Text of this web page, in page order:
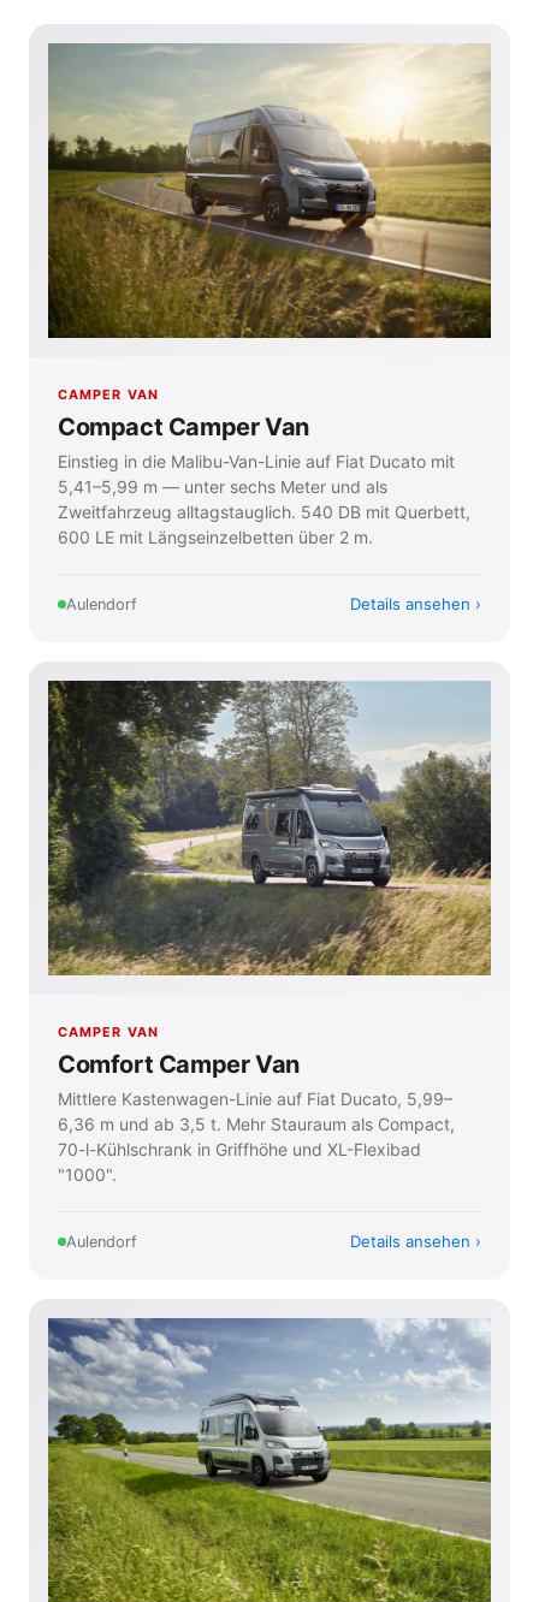
CAMPER VAN
Compact Camper Van
Einstieg in die Malibu-Van-Linie auf Fiat Ducato mit
5,41–5,99 m — unter sechs Meter und als
Zweitfahrzeug alltagstauglich. 540 DB mit Querbett,
600 LE mit Längseinzelbetten über 2 m.
Aulendorf Details ansehen
CAMPER VAN
Comfort Camper Van
Mittlere Kastenwagen-Linie auf Fiat Ducato, 5,99–
6,36 m und ab 3,5 t. Mehr Stauraum als Compact,
70-l-Kühlschrank in Griffhöhe und XL-Flexibad
"1000".
Aulendorf Details ansehen